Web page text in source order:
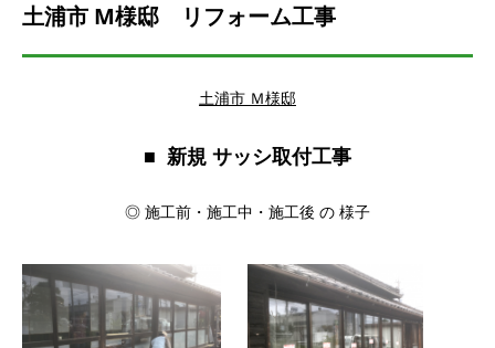
土浦市 M様邸 リフォーム工事
土浦市 Ｍ様邸
■ 新規 サッシ取付工事
◎ 施工前・施工中・施工後 の 様子